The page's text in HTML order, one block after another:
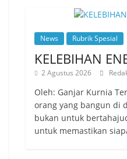
News Rubrik Spesial
KELEBIHAN
2 Agustus 2026
Oleh: Ganjar Kurnia
orang yang bangun di
bukan untuk
untuk memastikan